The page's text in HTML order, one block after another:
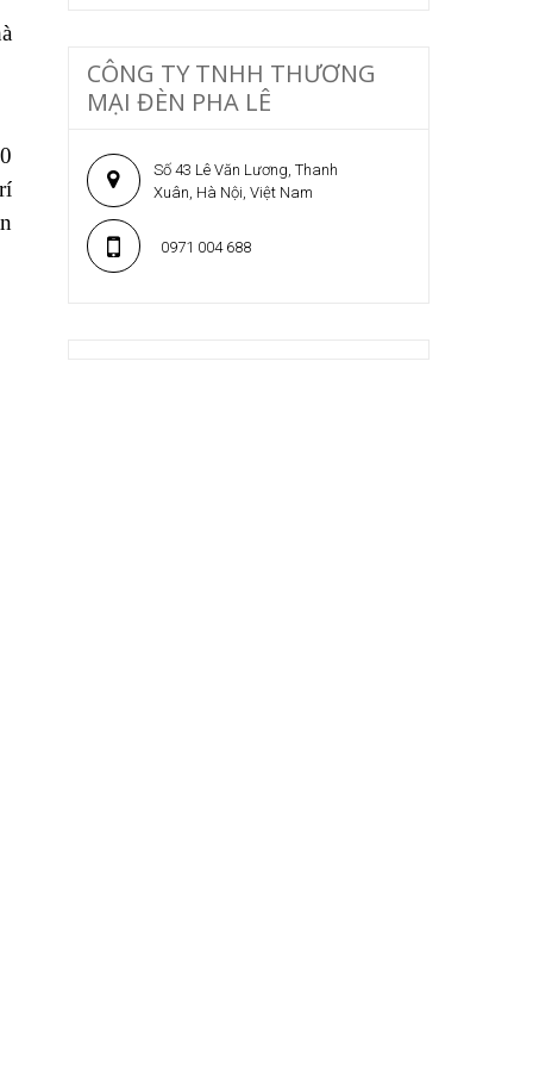
CÔNG TY TNHH THƯƠNG
MẠI ĐÈN PHA LÊ
Số 43 Lê Văn Lương, Thanh
Xuân, Hà Nội, Việt Nam
0971 004 688